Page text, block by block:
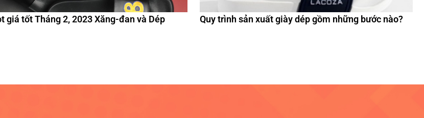
giá tốt Tháng 2, 2023 Xăng-đan và Dép Quy trình sản xuất giày dép gồm những bước nào?